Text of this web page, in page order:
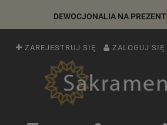
DEWOCJONALIA NA PREZENT
ZAREJESTRUJ SIĘ ZALOGUJ SIĘ